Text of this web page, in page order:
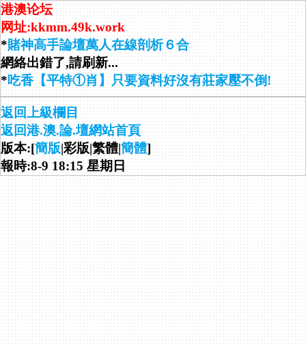
港澳论坛
网址:kkmm.49k.work
*賭神高手論壇萬人在線剖析６合
網絡出錯了,請刷新...
*吃香【平特①肖】只要資料好沒有莊家壓不倒!
返回上級欄目
返回港.澳.論.壇網站首頁
版本:[簡版|彩版|繁體|簡體]
報時:8-9 18:15 星期日